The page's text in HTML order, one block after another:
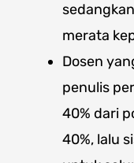
merata
Dosen
penulis
40% dari
40%, lalu